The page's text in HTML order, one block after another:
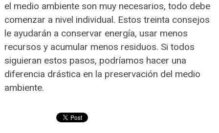
el medio ambiente son muy necesarios, todo debe
comenzar a nivel individual. Estos treinta consejos
le ayudarán a conservar energía, usar menos
recursos y acumular menos residuos. Si todos
siguieran estos pasos, podríamos hacer una
diferencia drástica en la preservación del medio
ambiente.